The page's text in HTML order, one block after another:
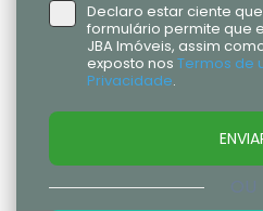
Declaro estar ciente
formulário permite que
JBA Imóveis, assim
exposto nos Termos de
Privacidade.
OU